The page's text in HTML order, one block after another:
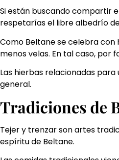
Si están buscando compartir
respetarías el libre albedrío
Como Beltane se celebra con
menos velas. En tal caso, por
Las hierbas relacionadas para
general.
Tradiciones de
Tejer y trenzar son artes
espíritu de Beltane.